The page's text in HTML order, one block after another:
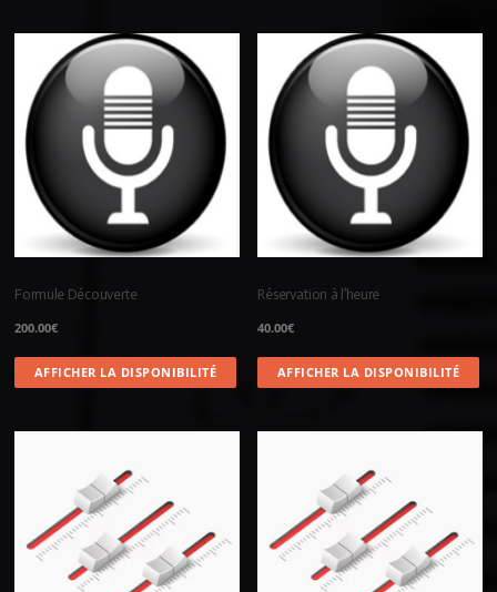
Formule Découverte
200.00€
AFFICHER LA DISPONIBILITÉ
Réservation à l’heure
40.00€
AFFICHER LA DISPONIBILITÉ